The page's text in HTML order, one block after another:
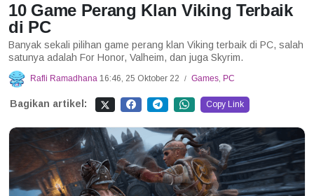
10 Game Perang Klan Viking Terbaik
di PC
Banyak sekali pilihan game perang klan Viking terbaik di PC, salah
satunya adalah For Honor, Valheim, dan juga Skyrim.
Rafli Ramadhana 16:46, 25 Oktober 22 / Games, PC
Bagikan artikel: Copy Link